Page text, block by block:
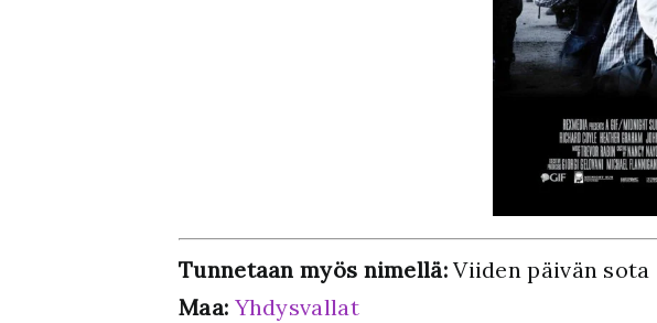
Tunnetaan myös nimellä:Viiden päivän sota
Maa: Yhdysvallat